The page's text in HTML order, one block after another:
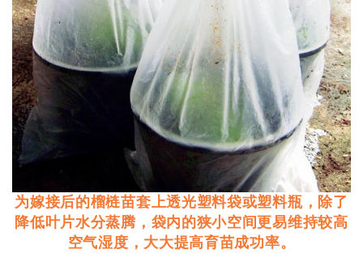
为嫁接后的榴梿苗套上透光塑料袋或塑料瓶，除了
降低叶片水分蒸腾，袋内的狭小空间更易维持较高
空气湿度，大大提高育苗成功率。